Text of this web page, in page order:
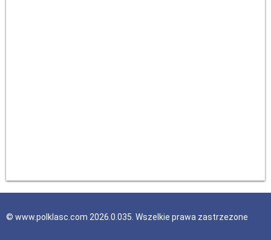
© www.polklasc.com 2026.0.035. Wszelkie prawa zastrzezone